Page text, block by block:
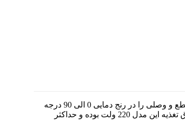
ترموستات جداری تکبان مدل TLV93G بوسیله تسمه فنری بر روی لوله برگشت آبگرم به دیگ بسته شده و با فرمان به پمپ سیرکولاتور یا مشعل عمل قطع و وصلی را در رنج دمایی 0 الی 90 درجه
سانتیگراد انجام می‌دهد. این دستگاه قابلیت ارسال فرمان‌های تک مرحله‌ای (On/Off) را دارد. سنسور ترموستات جداری تکبان از نوع بی متال می‌باشد. برق تغذیه این مدل 220 ولت بوده و حداکثر